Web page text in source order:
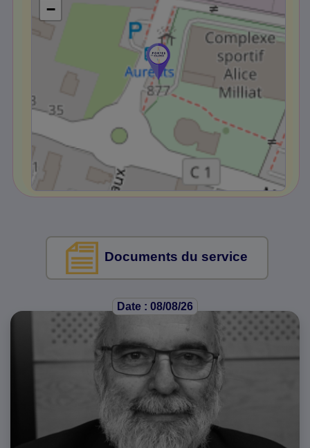
−
Documents du service
Date : 08/08/26